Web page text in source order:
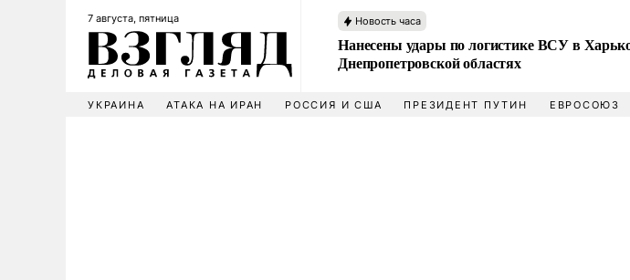
7 августа, пятница Новость часа
Нанесены удары по логистике ВСУ в
Днепропетровской областях
УКРАИНА АТАКА НА ИРАН РОССИЯ И США ПРЕЗИДЕНТ ПУТИН ЕВРОСОЮЗ